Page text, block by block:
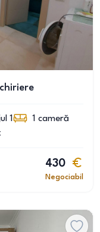
1 1 cameră
430
Negociabil